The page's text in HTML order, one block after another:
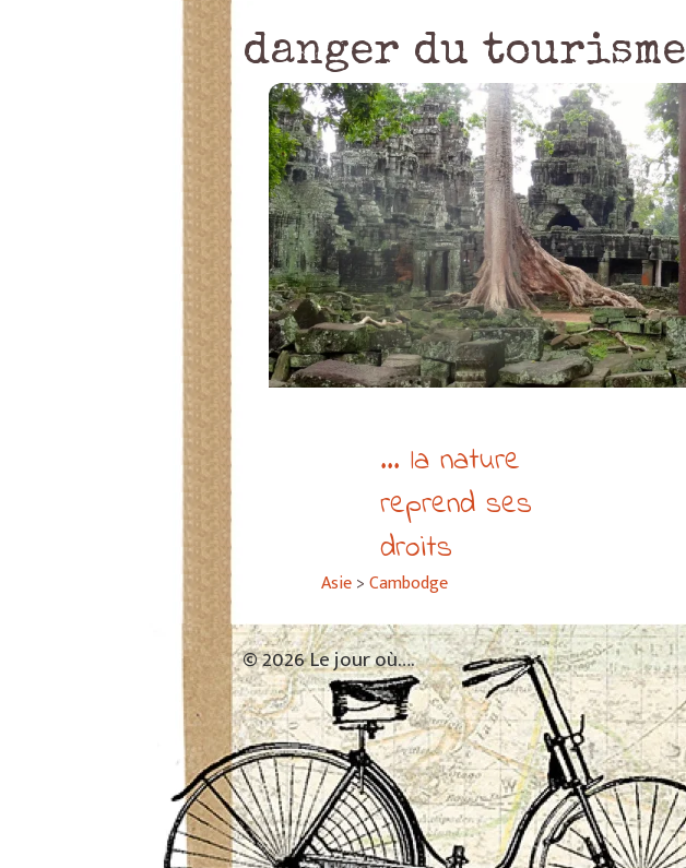
danger du tourisme
... la nature
reprend ses
droits
Asie>Cambodge
© 2026 Le jour où….